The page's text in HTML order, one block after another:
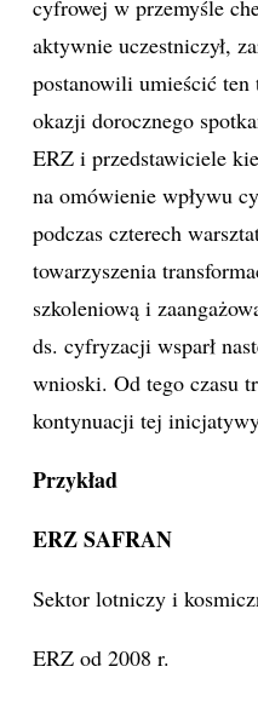
cyfrowej w przemyśle
aktywnie uczestniczył,
postanowili umieścić
okazji dorocznego
ERZ i przedstawiciele
na omówienie wpływu
podczas czterech
towarzyszenia
szkoleniową i
ds. cyfryzacji wsparł
wnioski. Od tego czasu
kontynuacji tej
Przykład
ERZ SAFRAN
Sektor lotniczy i
ERZ od 2008 r.